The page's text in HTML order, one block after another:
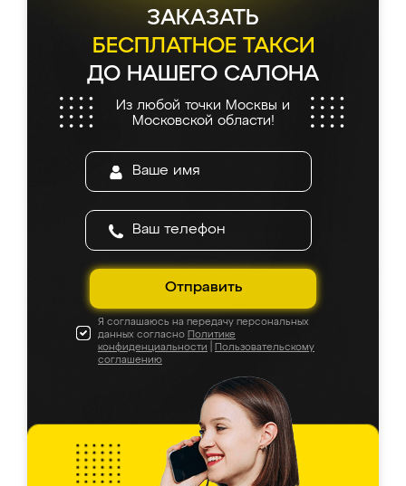
ЗАКАЗАТЬ
БЕСПЛАТНОЕ ТАКСИ
ДО НАШЕГО САЛОНА
Из любой точки Москвы и
Московской области!
Отправить
Я соглашаюсь на передачу персональных
данных согласно Политике
конфиденциальности
Пользовательскому
соглашению